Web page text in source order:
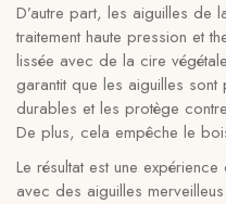
D’autre part, les aiguilles de
traitement haute pression et
lissée avec de la cire
garantit que les aiguilles
durables et les protège
De plus, cela empêche le
Le résultat est une
avec des aiguilles merveilleus.